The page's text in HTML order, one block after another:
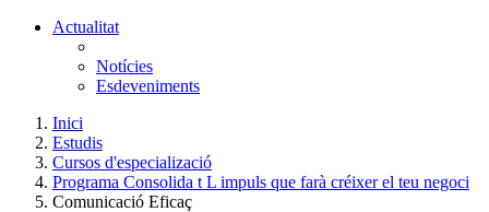
Actualitat
Notícies
Esdeveniments
Inici
Estudis
Cursos d'especializació
Programa Consolida t L impuls que farà créixer el teu negoci
Comunicació Eficaç